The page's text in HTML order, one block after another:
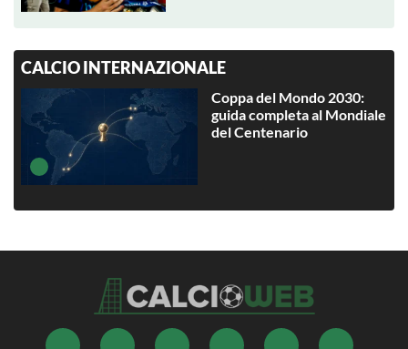
CALCIO INTERNAZIONALE
Coppa del Mondo 2030:
guida completa al Mondiale
del Centenario